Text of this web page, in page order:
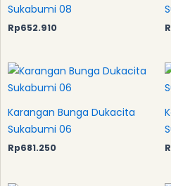
Sukabumi 08
Rp652.910
Karangan Bunga Dukacita
Sukabumi 06
Rp681.250